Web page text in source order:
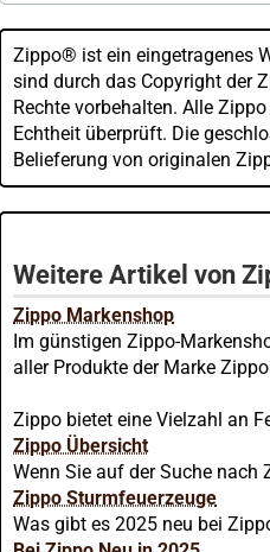
Zippo® ist ein eingetragenes
sind durch das Copyright der
Rechte vorbehalten. Alle
Echtheit überprüft. Die
Belieferung von originalen
Weitere Artikel von
Zippo Markenshop
Im günstigen Zippo-
aller Produkte der Marke
Zippo bietet eine Vielzahl an
Zippo Übersicht
Wenn Sie auf der Suche nach
Zippo Sturmfeuerzeuge
Was gibt es 2025 neu bei